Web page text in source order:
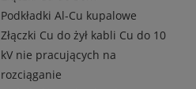
Podkładki Al-Cu kupalowe
Złączki Cu do żył kabli Cu do 10
kV nie pracujących na
rozciąganie